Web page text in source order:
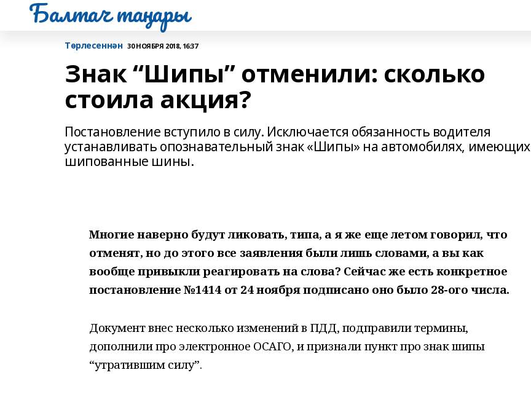
Балтач таңнары
Tөрлесеннән 30 НОЯБРЯ 2018, 16:37
Знак “Шипы” отменили: сколько
стоила акция?
Постановление вступило в силу. Исключается обязанность водителя
устанавливать опознавательный знак «Шипы» на автомобилях, имеющих
шипованные шины.
Многие наверно будут ликовать, типа, а я же еще летом говорил, что
отменят, но до этого все заявления были лишь словами, а вы как
вообще привыкли реагировать на слова? Сейчас же есть конкретное
постановление №1414 от 24 ноября подписано оно было 28-ого числа.
Документ внес несколько изменений в ПДД, подправили термины,
дополнили про электронное ОСАГО, и признали пункт про знак шипы
“утратившим силу”.